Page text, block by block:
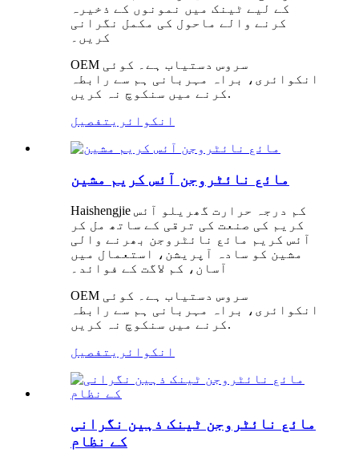
کے لیے ٹینک میں نمونوں کے ذخیرہ
کرنے والے ماحول کی مکمل نگرانی
کریں۔
OEM سروس دستیاب ہے۔ کوئی
انکوائری، براہ مہربانی ہم سے رابطہ
کرنے میں سنکوچ نہ کریں.
انکوائری تفصیل
مائع نائٹروجن آئس کریم مشین
Haishengjie کم درجہ حرارت گھریلو آئس
کریم کی صنعت کی ترقی کے ساتھ مل کر
آئس کریم مائع نائٹروجن بھرنے والی
مشین کو سادہ آپریشن، استعمال میں
آسان، کم لاگت کے فوائد۔
OEM سروس دستیاب ہے۔ کوئی
انکوائری، براہ مہربانی ہم سے رابطہ
کرنے میں سنکوچ نہ کریں.
انکوائری تفصیل
مائع نائٹروجن ٹینک ذہین نگرانی
کے نظام